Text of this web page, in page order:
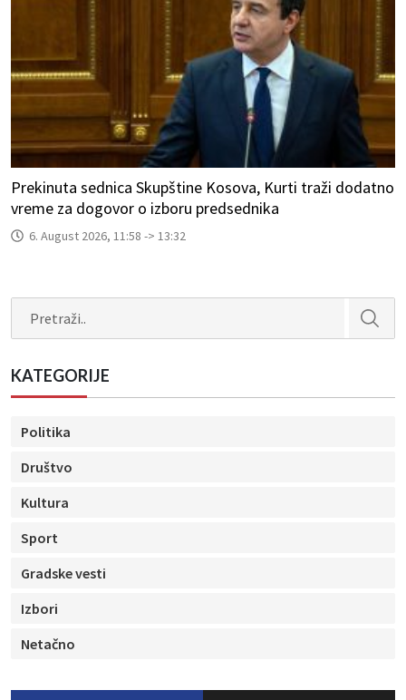
Prekinuta sednica Skupštine Kosova, Kurti traži dodatno
vreme za dogovor o izboru predsednika
6. August 2026, 11:58 -> 13:32
KATEGORIJE
Politika
Društvo
Kultura
Sport
Gradske vesti
Izbori
Netačno